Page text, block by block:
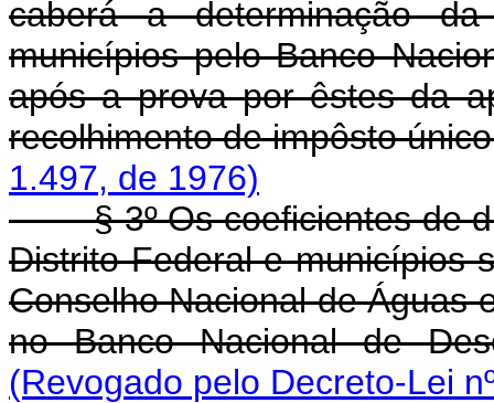
caberá a determinação
municípios pelo Banco
após a prova por êstes da
recolhimento de impôsto
1.497, de 1976)
§ 3º Os coeficientes de
Distrito Federal e municípios
Conselho Nacional de Águas
no Banco Nacional de
(Revogado pelo Decreto-Lei